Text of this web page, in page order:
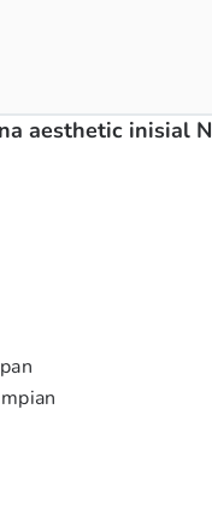
aesthetic inisial N